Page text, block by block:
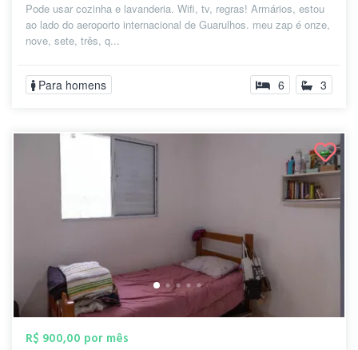
Pode usar cozinha e lavanderia. Wifi, tv, regras! Armários, estou
ao lado do aeroporto internacional de Guarulhos. meu zap é onze,
nove, sete, três, q...
Para homens 6 3
R$ 900,00 por mês